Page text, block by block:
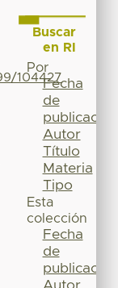
104427
Buscar
en RI
Por
Fecha
de
publicación
Autor
Título
Materia
Tipo
Esta
colección
Fecha
de
publicación